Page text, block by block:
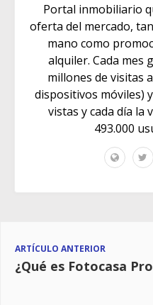
Portal inmobiliario
oferta del mercado,
mano como
alquiler. Cada mes
millones de visitas
dispositivos móviles)
vistas y cada día la
493.000
ARTÍCULO ANTERIOR
¿Qué es Fotocasa